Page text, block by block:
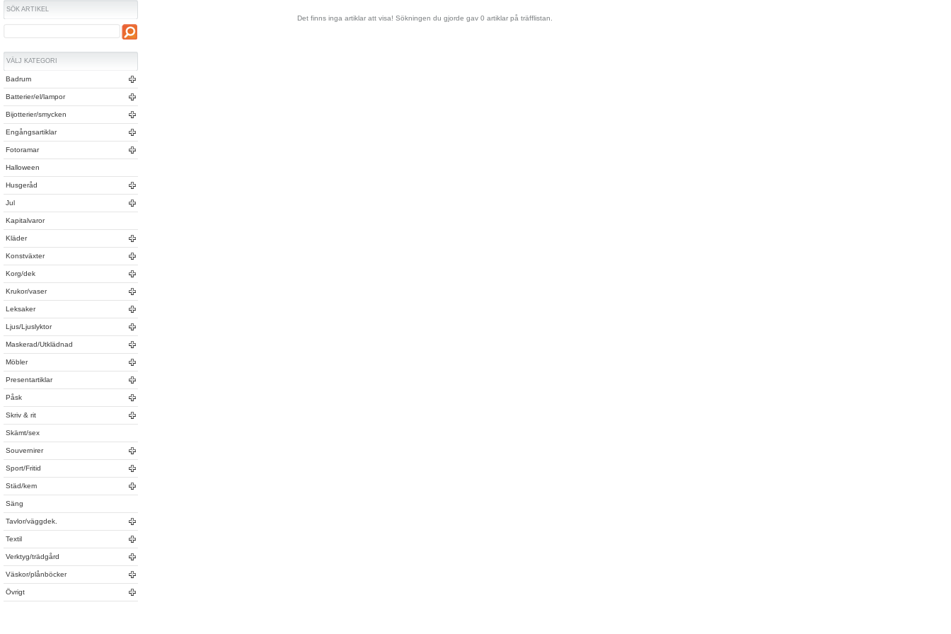
SÖK ARTIKEL
VÄLJ KATEGORI
Badrum
Batterier/el/lampor
Bijotterier/smycken
Engångsartiklar
Fotoramar
Halloween
Husgeråd
Jul
Kapitalvaror
Kläder
Konstväxter
Korg/dek
Krukor/vaser
Leksaker
Ljus/Ljuslyktor
Maskerad/Utklädnad
Möbler
Presentartiklar
Påsk
Skriv & rit
Skämt/sex
Souvernirer
Sport/Fritid
Städ/kem
Säng
Tavlor/väggdek.
Textil
Verktyg/trädgård
Väskor/plånböcker
Övrigt
Det finns inga artiklar att visa! Sökningen du gjorde gav 0 artiklar på träfflistan.